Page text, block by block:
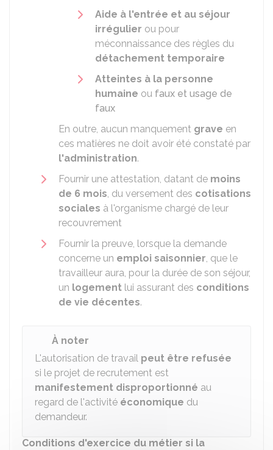
Aide à l'entrée et au séjour
irrégulier ou pour
méconnaissance des règles du
détachement temporaire
Atteintes à la personne
humaine ou faux et usage de
faux
En outre, aucun manquement grave en
ces matières ne doit avoir été constaté par
l'administration.
Fournir une attestation, datant de moins
de 6 mois, du versement des cotisations
sociales à l'organisme chargé de leur
recouvrement
Fournir la preuve, lorsque la demande
concerne un emploi saisonnier, que le
travailleur aura, pour la durée de son séjour,
un logement lui assurant des conditions
de vie décentes.
À noter
L'autorisation de travail peut être refusée
si le projet de recrutement est
manifestement disproportionné au
regard de l'activité économique du
demandeur.
Conditions d'exercice du métier si la